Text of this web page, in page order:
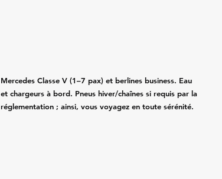
Mercedes Classe V (1–7 pax) et berlines business. Eau
et chargeurs à bord. Pneus hiver/chaînes si requis par la
réglementation ; ainsi, vous voyagez en toute sérénité.